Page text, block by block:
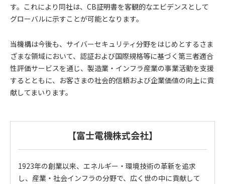
す。これにより同社は、CB証明書を客観的なエビデンスとして
グローバルに示すことが可能となります。
当機構は今後も、サイバーセキュリティ分野をはじめとするさま
ざまな領域において、認証および国際規格等に基づく第三者適合
性評価サービスを通じ、製造業・インフラ産業の事業活動を支援
するとともに、お客さまの社会的信頼および企業価値の向上に貢
献してまいります。
【富士電機株式会社】
1923年の創業以来、エネルギー・環境技術の革新を追求
し、産業・社会インフラの分野で、広く世の中に貢献して